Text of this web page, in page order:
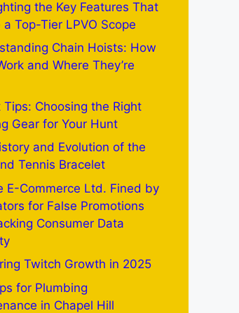
the Key Features That
a Top-Tier LPVO Scope
Chain Hoists: How
and Where They’re
Tips: Choosing the Right
Gear for Your Hunt
and Evolution of the
Tennis Bracelet
E-Commerce Ltd. Fined by
for False Promotions
Consumer Data
Twitch Growth in 2025
for Plumbing
in Chapel Hill